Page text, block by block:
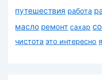
путешествия работа
масло ремонт сахар
чистота это интересно